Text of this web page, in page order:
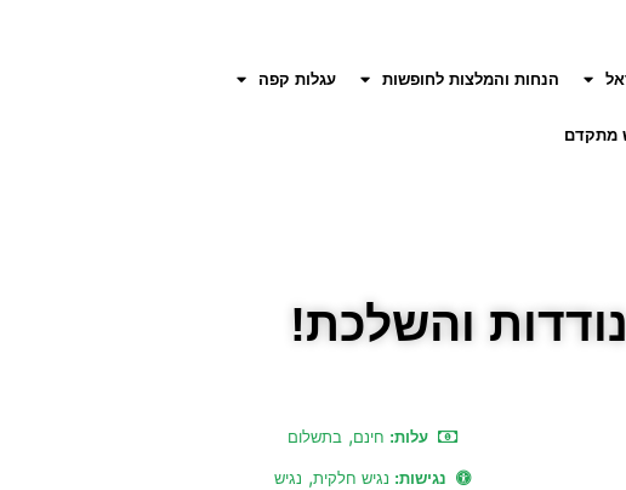
הנחות והמלצות לחופשות עגלות קפה
מתקדם
והשלכת!
עלות: חינם, בתשלום
נגישות: נגיש חלקית, נגיש